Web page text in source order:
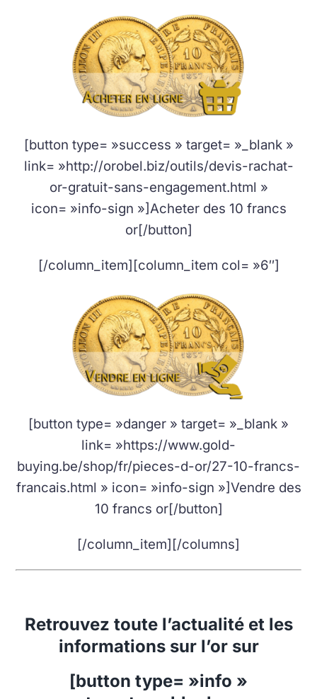
[button type= »success » target= »_blank »
link= »http://orobel.biz/outils/devis-rachat-
or-gratuit-sans-engagement.html »
icon= »info-sign »]Acheter des 10 francs
or[/button]
[/column_item][column_item col= »6″]
[button type= »danger » target= »_blank »
link= »https://www.gold-
buying.be/shop/fr/pieces-d-or/27-10-francs-
francais.html » icon= »info-sign »]Vendre des
10 francs or[/button]
[/column_item][/columns]
Retrouvez toute l’actualité et les
informations sur l’or sur
[button type= »info »